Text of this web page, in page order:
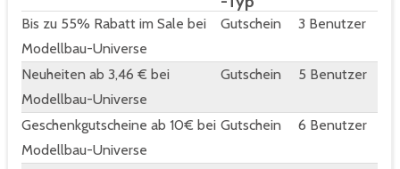
Bis zu 55% Rabatt im Sale bei
Modellbau-Universe
Gutschein 3 Benutzer
Neuheiten ab 3,46 € bei
Modellbau-Universe
Gutschein 5 Benutzer
Geschenkgutscheine ab 10€ bei
Modellbau-Universe
Gutschein 6 Benutzer